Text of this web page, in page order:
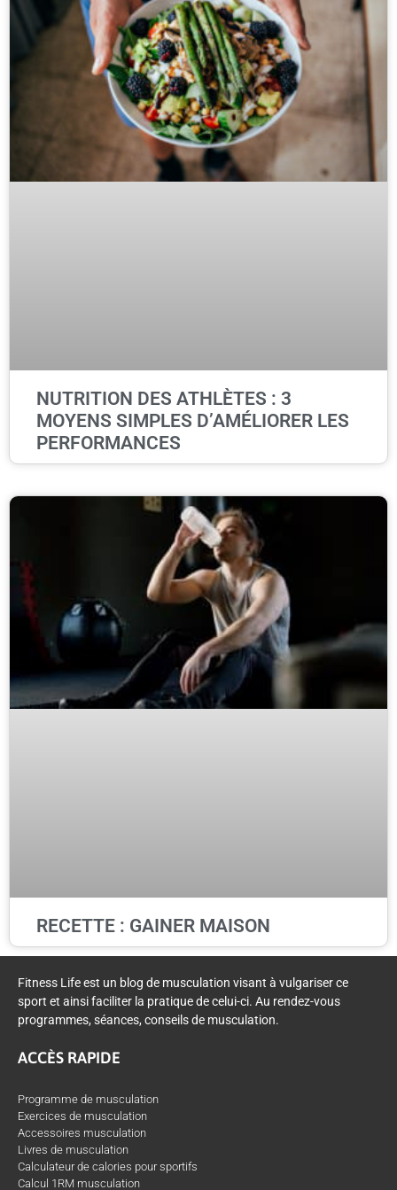
NUTRITION DES ATHLÈTES : 3
MOYENS SIMPLES D’AMÉLIORER LES
PERFORMANCES
RECETTE : GAINER MAISON
Fitness Life est un blog de musculation visant à vulgariser ce
sport et ainsi faciliter la pratique de celui-ci. Au rendez-vous
programmes, séances, conseils de musculation.
ACCÈS RAPIDE
Programme de musculation
Exercices de musculation
Accessoires musculation
Livres de musculation
Calculateur de calories pour sportifs
Calcul 1RM musculation